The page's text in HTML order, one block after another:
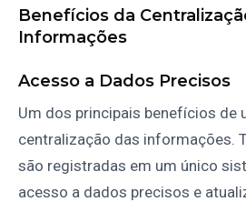
Benefícios da
Informações
Acesso a Dados Precisos
Um dos principais benefícios de
centralização das informações.
são registradas em um único
acesso a dados precisos e